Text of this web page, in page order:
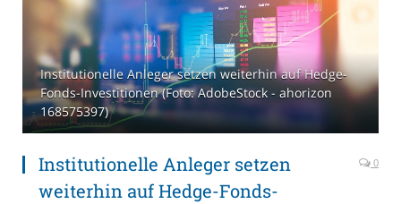
Institutionelle Anleger setzen weiterhin auf Hedge-
Fonds-Investitionen (Foto: AdobeStock - ahorizon
168575397)
Institutionelle Anleger setzen
weiterhin auf Hedge-Fonds-
0